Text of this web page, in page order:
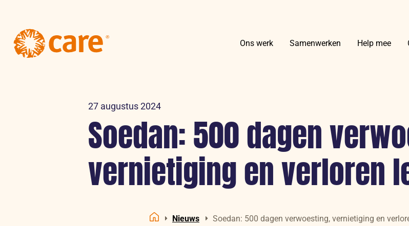
Ons werk Samenwerken Help mee
27 augustus 2024
Soedan: 500 dagen
vernietiging en verloren
Nieuws Soedan: 500 dagen verwoesting, vernietiging en